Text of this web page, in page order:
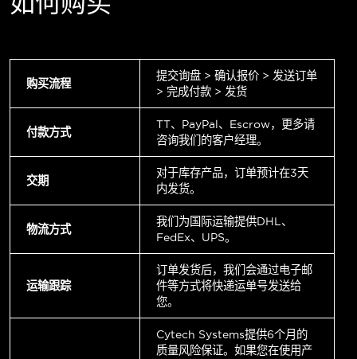
购买流程
提交询盘 > 确认报价 > 发送订单
> 完成付款 > 发货
付款方式
TT、PayPal、Escrow，更多请
咨询我们的客户经理。
交期
对于库存产品，订单预计在3天
内发货。
物流方式
我们为国际运输提供DHL、
FedEx、UPS。
运输跟踪
订单发货后，我们会通过电子邮
件等方式将快递运单号发送给
您。
Cytech Systems提供6个月的
质量风险保证。如果您在使用产